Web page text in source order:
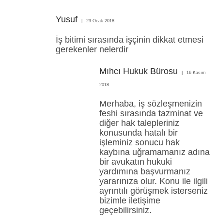
Yusuf 29 Ocak 2018
İş bitimi sırasında işçinin dikkat etmesi
gerekenler nelerdir
Mıhcı Hukuk Bürosu 16 Kasım
2018
Merhaba, iş sözleşmenizin
feshi sırasında tazminat ve
diğer hak talepleriniz
konusunda hatalı bir
işleminiz sonucu hak
kaybına uğramamanız adına
bir avukatın hukuki
yardımına başvurmanız
yararınıza olur. Konu ile ilgili
ayrıntılı görüşmek isterseniz
bizimle iletişime
geçebilirsiniz.